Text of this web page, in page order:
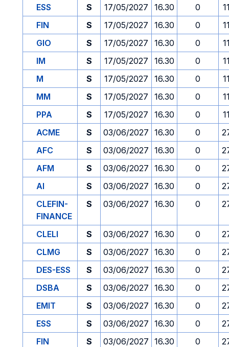
ESS
S 17/05/2027 16.30 0
FIN
S 17/05/2027 16.30 0
GIO
S 17/05/2027 16.30 0
IM
S 17/05/2027 16.30 0
M
S 17/05/2027 16.30 0
MM
S 17/05/2027 16.30 0
PPA
S 17/05/2027 16.30 0
ACME
S 03/06/2027 16.30 0
AFC
S 03/06/2027 16.30 0
AFM
S 03/06/2027 16.30 0
AI
S 03/06/2027 16.30 0
CLEFIN-
FINANCE
S 03/06/2027 16.30 0
CLELI S 03/06/2027 16.30 0
CLMG
S 03/06/2027 16.30 0
DES-ESS
S 03/06/2027 16.30 0
DSBA
S 03/06/2027 16.30 0
EMIT
S 03/06/2027 16.30 0
ESS
S 03/06/2027 16.30 0
FIN
S 03/06/2027 16.30 0